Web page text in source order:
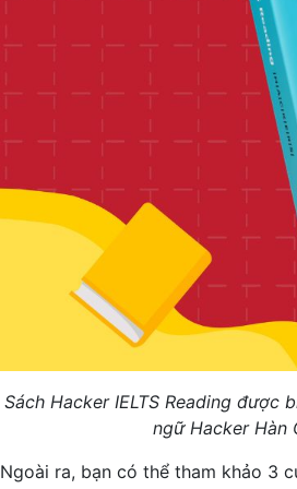
Sách Hacker IELTS Reading được
ngữ Hacker Hàn
Ngoài ra, bạn có thể tham khảo 3